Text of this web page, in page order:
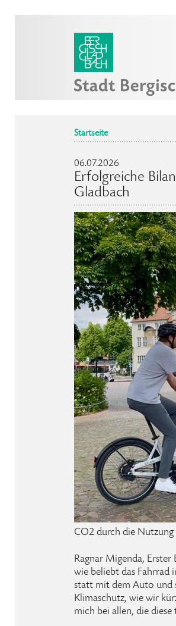
Startseite
06.07.2026
Erfolgreiche
Gladbach
CO2 durch die Nutzung
Ragnar Migenda, Erster
wie beliebt das Fahrrad
statt mit dem Auto und
Klimaschutz, wie wir
mich bei allen, die